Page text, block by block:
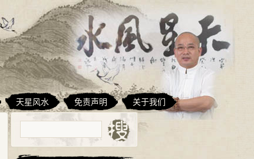
天星风水 免责声明 关于我们